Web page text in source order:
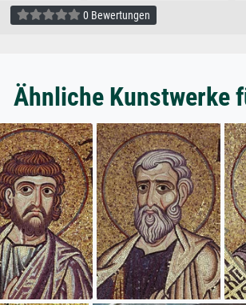
0 Bewertungen
Ähnliche Kunstwerke